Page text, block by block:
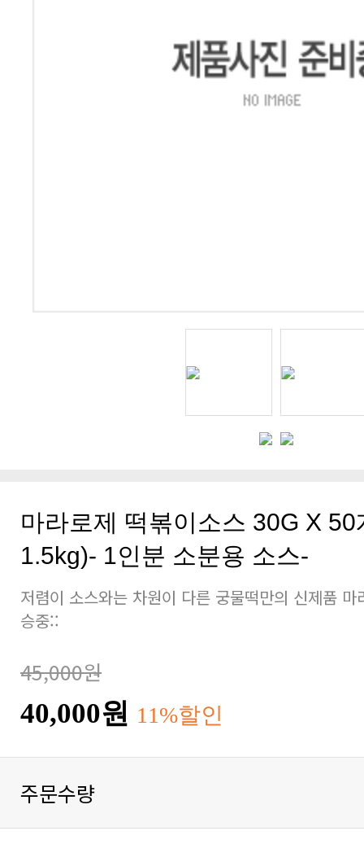
마라로제 떡볶이소스 30G X
1.5kg)- 1인분 소분용 소스-
저렴이 소스와는 차원이 다른 궁물떡만의 신제품
승중::
45,000원
40,000원 11%할인
주문수량